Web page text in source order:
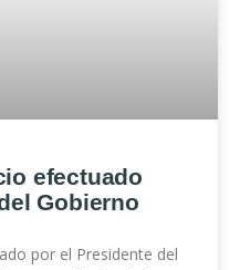
efectuado
Gobierno
por el Presidente del